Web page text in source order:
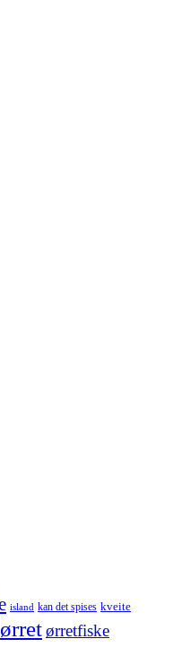
island kan det spises kveite
ørretørretfiske